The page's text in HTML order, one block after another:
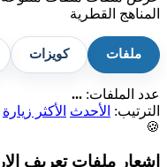
المناهج القطرية
ملفات كويزات
عدد الملفات: ...
الترتيب:
الأحدث
الأكثر زيارة
🍪
إشعار ملفات تعريف